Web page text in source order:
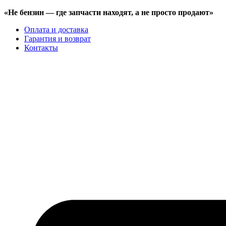
«Не бензин —где запчасти находят, а не просто продают»
Оплата и доставка
Гарантия и возврат
Контакты